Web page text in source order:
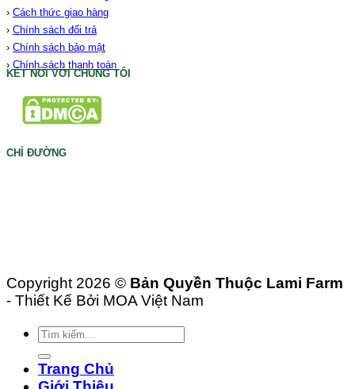
› Cách thức giao hàng
› Chính sách đổi trả
› Chính sách bảo mật
› Chính sách thanh toán
KẾT NỐI VỚI CHÚNG TÔI
CHỈ ĐƯỜNG
Copyright 2026 © Bản Quyền Thuộc Lami Farm
- Thiết Kế Bởi MOA Việt Nam
Tìm
Trang Chủ